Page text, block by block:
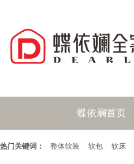
蝶依斓首页
热门关键词： 整体软装 软包 软床